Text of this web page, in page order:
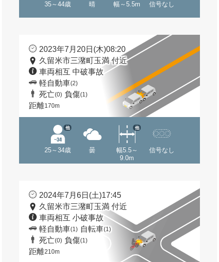
35～44歳 晴 幅～5.5m 信号なし
2023年7月20日(木)08:20
久留米市三潴町玉満 付近
車両相互 中破事故
軽自動車(2)
死亡(0) 負傷(1)
距離170m
25～34歳
他
曇
幅5.5～
9.0m
他
信号なし
2024年7月6日(土)17:45
久留米市三潴町玉満 付近
車両相互 小破事故
軽自動車(1) 自転車(1)
死亡(0) 負傷(1)
距離210m